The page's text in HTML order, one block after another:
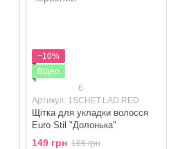
−10%
Відео
6
Артикул: 1SCHET.LAD.RED
Щітка для укладки волосся
Euro Stil "Долонька"
149 грн 165 грн